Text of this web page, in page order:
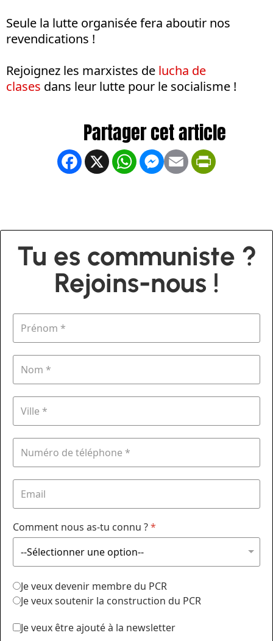
Seule la lutte organisée fera aboutir nos
revendications !
Rejoignez les marxistes de lucha de
clases dans leur lutte pour le socialisme !
Facebook
X WhatsApp
Messenger
Email
Tu es communiste ?
Rejoins-nous !
Comment nous as-tu connu ?*
Je veux devenir membre du PCR
Je veux soutenir la construction du PCR
Je veux être ajouté à la newsletter